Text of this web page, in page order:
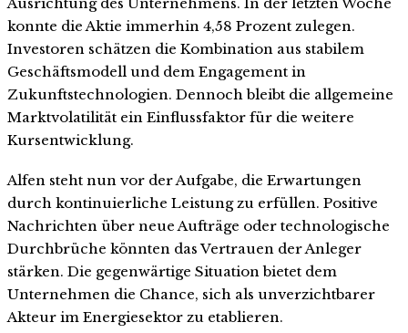
konnte die Aktie immerhin 4,58 Prozent zulegen.
Investoren schätzen die Kombination aus stabilem
Geschäftsmodell und dem Engagement in
Zukunftstechnologien. Dennoch bleibt die allgemeine
Marktvolatilität ein Einflussfaktor für die weitere
Kursentwicklung.
Alfen steht nun vor der Aufgabe, die Erwartungen
durch kontinuierliche Leistung zu erfüllen. Positive
Nachrichten über neue Aufträge oder technologische
Durchbrüche könnten das Vertrauen der Anleger
stärken. Die gegenwärtige Situation bietet dem
Unternehmen die Chance, sich als unverzichtbarer
Akteur im Energiesektor zu etablieren.